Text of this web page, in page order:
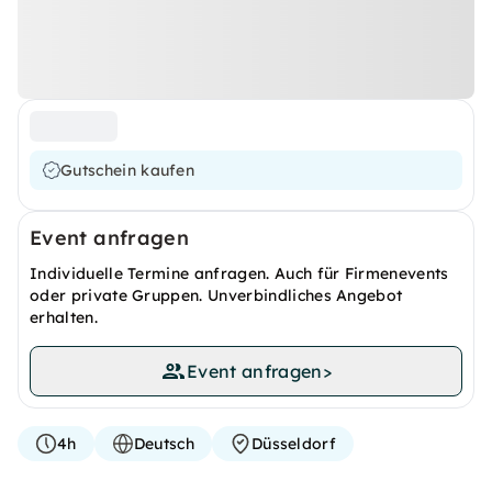
Gutschein kaufen
Event anfragen
Individuelle Termine anfragen. Auch für Firmenevents
oder private Gruppen. Unverbindliches Angebot
erhalten.
Event anfragen>
4h Deutsch Düsseldorf